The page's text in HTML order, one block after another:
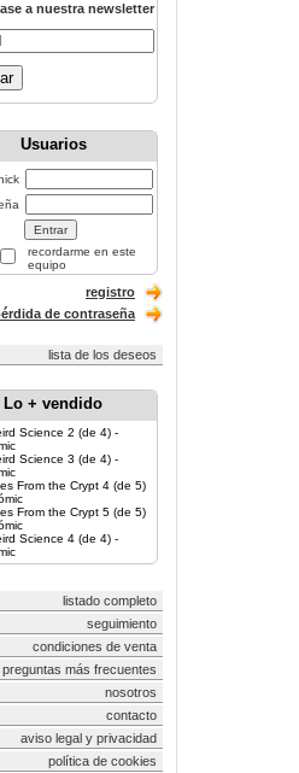
a nuestra newsletter
Usuarios
recordarme en este
equipo
registro
de contraseña
lista de los deseos
Lo + vendido
Science 2 (de 4) -
Science 3 (de 4) -
From the Crypt 4 (de 5)
From the Crypt 5 (de 5)
Science 4 (de 4) -
listado completo
seguimiento
condiciones de venta
preguntas más frecuentes
nosotros
contacto
aviso legal y privacidad
política de cookies